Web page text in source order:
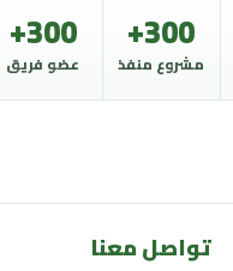
300+
مشروع منفذ
300+
عضو فريق
تواصل معنا